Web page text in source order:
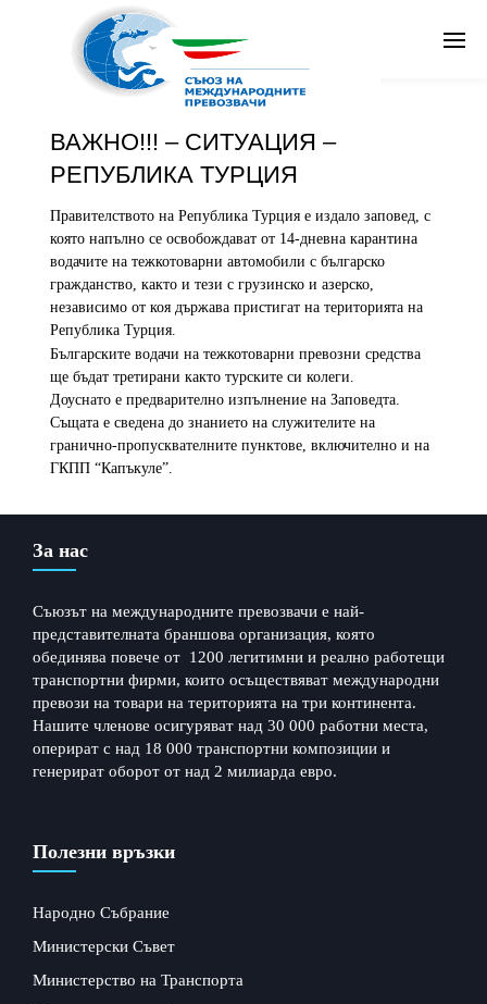
Съюз на международните превозвачи
Публикувано април 9, 2020 в 1:21 pm
ВАЖНО!!! – СИТУАЦИЯ –
РЕПУБЛИКА ТУРЦИЯ
Правителството на Република Турция е издало заповед, с
която напълно се освобождават от 14-дневна карантина
водачите на тежкотоварни автомобили с българско
гражданство, както и тези с грузинско и азерско,
независимо от коя държава пристигат на територията на
Република Турция.
Българските водачи на тежкотоварни превозни средства
ще бъдат третирани както турските си колеги.
Доуснато е предварително изпълнение на Заповедта.
Същата е сведена до знанието на служителите на
гранично-пропусквателните пунктове, включително и на
ГКПП “Капъкуле”.
За нас
Съюзът на международните превозвачи е най-
представителната браншова организация, която
обединява повече от 1200 легитимни и реално работещи
транспортни фирми, които осъществяват международни
превози на товари на територията на три континента.
Нашите членове осигуряват над 30 000 работни места,
оперират с над 18 000 транспортни композиции и
генерират оборот от над 2 милиарда евро.
Полезни връзки
Народно Събрание
Министерски Съвет
Министерство на Транспорта